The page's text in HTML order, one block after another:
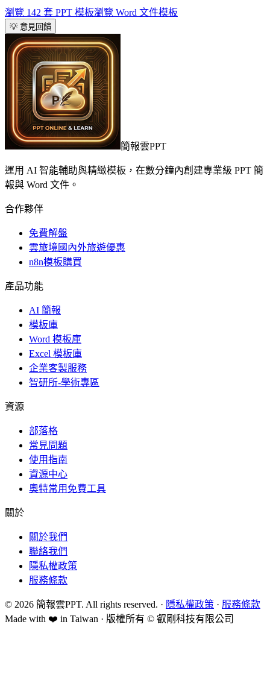
瀏覽 142 套 PPT 模板瀏覽 Word 文件模板
💡 意見回饋
簡報雲PPT
運用 AI 智能輔助與精緻模板，在數分鐘內創建專業級 PPT 簡
報與 Word 文件。
合作夥伴
免費解盤
雲旅境國內外旅遊優惠
n8n模板購買
產品功能
AI 簡報
模板庫
Word 模板庫
Excel 模板庫
企業客製服務
智研所-學術專區
資源
部落格
常見問題
使用指南
資源中心
奧特常用免費工具
關於
關於我們
聯絡我們
隱私權政策
服務條款
© 2026 簡報雲PPT. All rights reserved. · 隱私權政策 · 服務條款
Made with ❤️ in Taiwan · 版權所有 © 叡剛科技有限公司